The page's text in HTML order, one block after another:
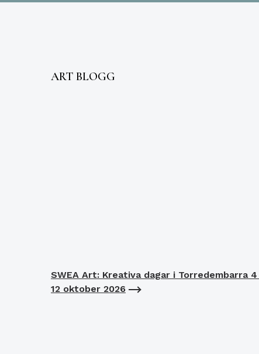
ART BLOGG
SWEA Art: Kreativa dagar i Torredembarra 4
12 oktober 2026